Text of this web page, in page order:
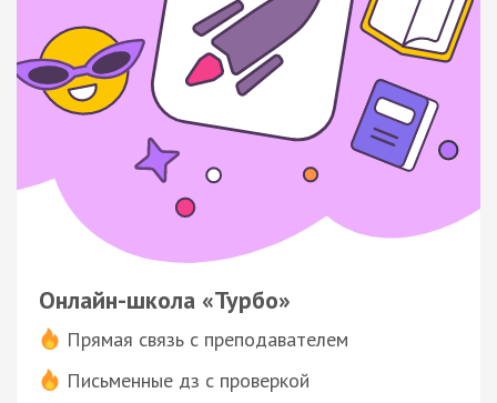
Онлайн-школа «Турбо»
Прямая связь с преподавателем
Письменные дз с проверкой